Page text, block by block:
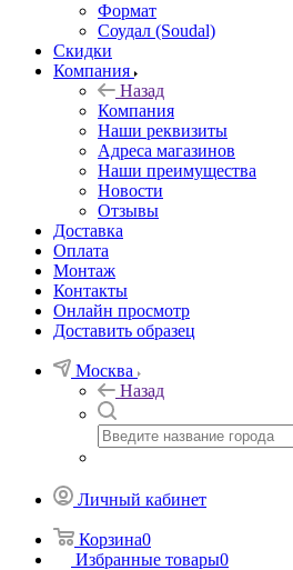
Формат
Соудал (Soudal)
Скидки
Компания
Назад
Компания
Наши реквизиты
Адреса магазинов
Наши преимущества
Новости
Отзывы
Доставка
Оплата
Монтаж
Контакты
Онлайн просмотр
Доставить образец
Москва
Назад
Личный кабинет
Корзина0
Избранные товары0